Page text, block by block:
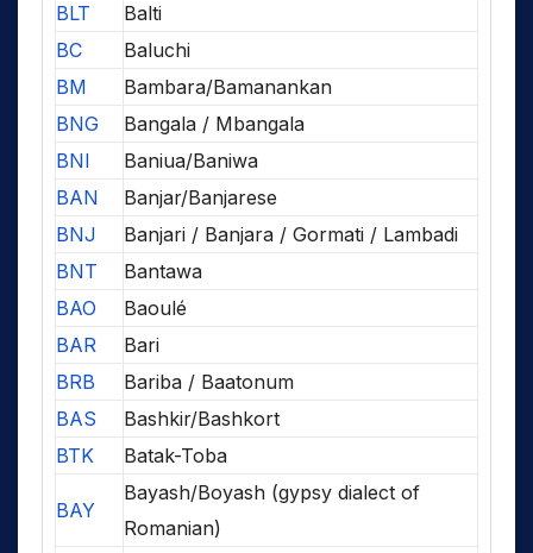
BLT
Balti
BC
Baluchi
BM
Bambara/Bamanankan
BNG
Bangala / Mbangala
BNI
Baniua/Baniwa
BAN
Banjar/Banjarese
BNJ
Banjari / Banjara / Gormati / Lambadi
BNT
Bantawa
BAO
Baoulé
BAR
Bari
BRB
Bariba / Baatonum
BAS
Bashkir/Bashkort
BTK
Batak-Toba
BAY
Bayash/Boyash (gypsy dialect of
Romanian)